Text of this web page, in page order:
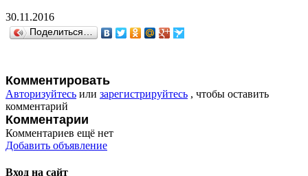
30.11.2016
Поделиться…
Комментировать
Авторизуйтесь или зарегистрируйтесь , чтобы оставить
комментарий
Комментарии
Комментариев ещё нет
Добавить объявление
Вход на сайт